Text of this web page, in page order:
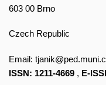
603 00 Brno
Czech Republic
Email:
ISSN: 1211-4669 , E-